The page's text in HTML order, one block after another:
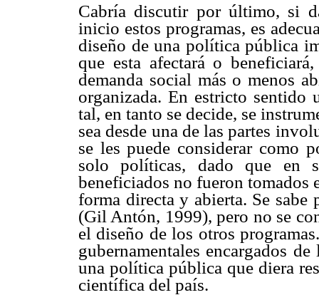
Cabría discutir por último, si
inicio estos programas, es
diseño de una política pública
que esta afectará o
demanda social más o menos
organizada. En estricto
tal, en tanto se decide, se
sea desde una de las partes
se les puede considerar como
solo políticas, dado que en
beneficiados no fueron tomados
forma directa y abierta. Se sabe
(Gil Antón, 1999), pero no se
el diseño de los otros
gubernamentales encargados
una política pública que diera
científica del país.